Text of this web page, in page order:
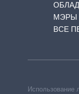
МЭРЫ
ВСЕ
Использование